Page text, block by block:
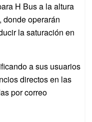
H Bus a la altura
operarán
la saturación en
a sus usuarios
directos en las
por correo